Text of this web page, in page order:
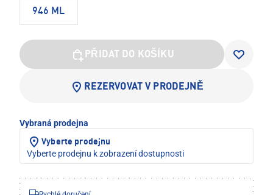
946 ML
PŘIDAT DO KOŠÍKU
REZERVOVAT V PRODEJNĚ
Vybraná prodejna
Vyberte prodejnu
Vyberte prodejnu k zobrazení dostupnosti